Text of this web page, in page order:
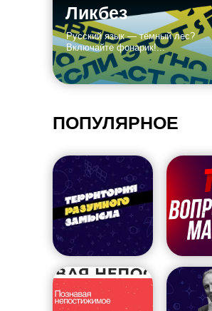
ПОПУЛЯРНОЕ
Русский язык — тёмный лес?
Включайте фонарик!...
Ликбез